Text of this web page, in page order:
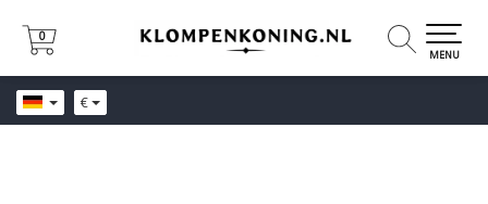
€
0
0
MENU